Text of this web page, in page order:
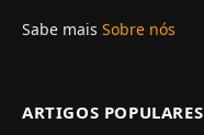
Sabe mais Sobre nós
ARTIGOS POPULARES